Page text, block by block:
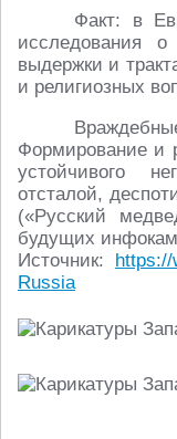
Факт: в
исследования о
выдержки и
и религиозных
Формирование и
устойчивого
отсталой,
(«Русский
будущих
Источник: https://
Russia